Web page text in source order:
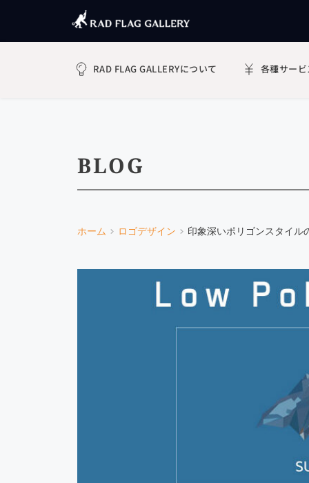
RAD FLAG GALLERYについて 各種サー
BLOG
ホーム ロゴデザイン 印象深いポリゴンスタイル